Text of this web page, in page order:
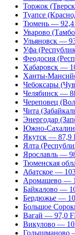
Торжок
Туапсе
Тюмень — 92,4
Уварово
Ульяновск —
Уфа
Феодосия
Хабаровск —
Ханты-
Чебоксары
Челябинск —
Череповец
Чита
Энергодар
Южно-
Якутск — 87,9
Ялта
Ярославль —
Тюменская
Абатское —
Аромашево —
Байкалово —
Бердюжье —
Большое
Вагай — 97,0
Викулово —
Голышманово